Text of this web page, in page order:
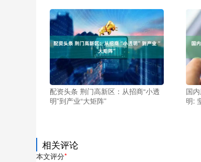
配资头条 荆门高新区：从招商“小透
明”到产业“大矩阵”
国
明:
相关评论
本文评分*